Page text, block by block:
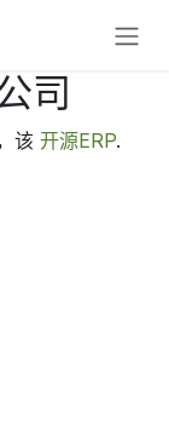
司
该 开源ERP.